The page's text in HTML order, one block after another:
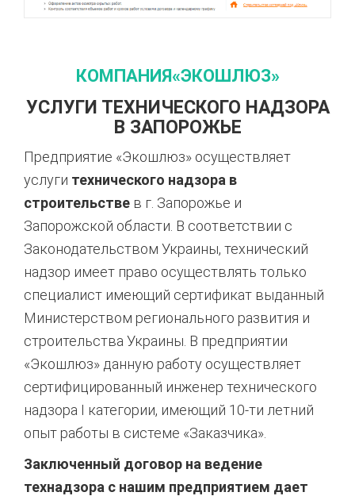
КОМПАНИЯ«ЭКОШЛЮЗ»
УСЛУГИ ТЕХНИЧЕСКОГО НАДЗОРА
В ЗАПОРОЖЬЕ
Предприятие «Экошлюз» осуществляет
услуги технического надзора в
строительстве в г. Запорожье и
Запорожской области. В соответствии с
Законодательством Украины, технический
надзор имеет право осуществлять только
специалист имеющий сертификат выданный
Министерством регионального развития и
строительства Украины. В предприятии
«Экошлюз» данную работу осуществляет
сертифицированный инженер технического
надзора I категории, имеющий 10-ти летний
опыт работы в системе «Заказчика».
Заключенный договор на ведение
технадзора с нашим предприятием дает